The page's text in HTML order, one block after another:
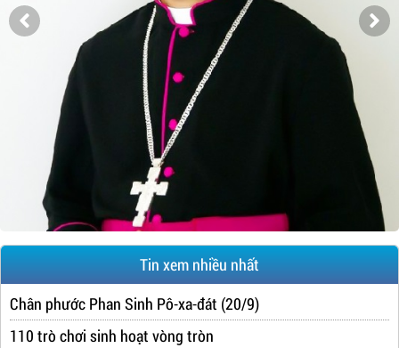
Tin xem nhiều nhất
Chân phước Phan Sinh Pô-xa-đát (20/9)
110 trò chơi sinh hoạt vòng tròn